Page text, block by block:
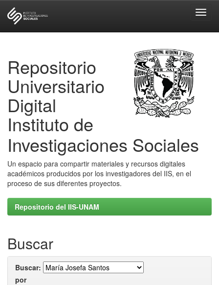
Repositorio
Universitario
Digital
Instituto de
Investigaciones Sociales
Un espacio para compartir materiales y recursos digitales
académicos producidos por los investigadores del IIS, en el
proceso de sus diferentes proyectos.
Repositorio del IIS-UNAM
Buscar
Buscar:
por